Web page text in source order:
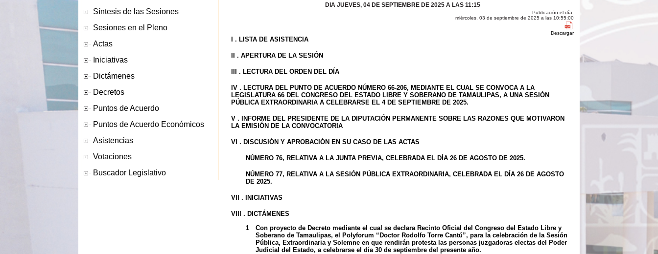
DIA JUEVES, 04 DE SEPTIEMBRE DE 2025 A LAS 11:15
Publicación el día:
miércoles, 03 de septiembre de 2025 a las 10:55:00
Descargar
I . LISTA DE ASISTENCIA
II . APERTURA DE LA SESIÓN
III . LECTURA DEL ORDEN DEL DÍA
IV . LECTURA DEL PUNTO DE ACUERDO NÚMERO 66-206, MEDIANTE EL CUAL SE CONVOCA A LA
LEGISLATURA 66 DEL CONGRESO DEL ESTADO LIBRE Y SOBERANO DE TAMAULIPAS, A UNA SESIÓN
PÚBLICA EXTRAORDINARIA A CELEBRARSE EL 4 DE SEPTIEMBRE DE 2025.
V . INFORME DEL PRESIDENTE DE LA DIPUTACIÓN PERMANENTE SOBRE LAS RAZONES QUE MOTIVARON
LA EMISIÓN DE LA CONVOCATORIA
VI . DISCUSIÓN Y APROBACIÓN EN SU CASO DE LAS ACTAS
NÚMERO 76, RELATIVA A LA JUNTA PREVIA, CELEBRADA EL DÍA 26 DE AGOSTO DE 2025.
NÚMERO 77, RELATIVA A LA SESIÓN PÚBLICA EXTRAORDINARIA, CELEBRADA EL DÍA 26 DE AGOSTO
DE 2025.
VII . INICIATIVAS
VIII . DICTÁMENES
1
Con proyecto de Decreto mediante el cual se declara Recinto Oficial del Congreso del Estado Libre y
Soberano de Tamaulipas, el Polyforum “Doctor Rodolfo Torre Cantú”, para la celebración de la Sesión
Pública, Extraordinaria y Solemne en que rendirán protesta las personas juzgadoras electas del Poder
Judicial del Estado, a celebrarse el día 30 de septiembre del presente año.